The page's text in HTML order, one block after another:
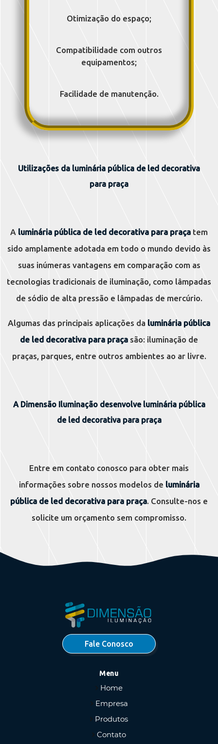
Otimização do espaço;
Compatibilidade com outros
equipamentos;
Facilidade de manutenção.
Utilizações da luminária pública de led decorativa
para praça
A luminária pública de led decorativa para praça tem
sido amplamente adotada em todo o mundo devido às
suas inúmeras vantagens em comparação com as
tecnologias tradicionais de iluminação, como lâmpadas
de sódio de alta pressão e lâmpadas de mercúrio.
Algumas das principais aplicações da luminária pública
de led decorativa para praça são: iluminação de
praças, parques, entre outros ambientes ao ar livre.
A Dimensão Iluminação desenvolve luminária pública
de led decorativa para praça
Entre em contato conosco para obter mais
informações sobre nossos modelos de luminária
pública de led decorativa para praça. Consulte-nos e
solicite um orçamento sem compromisso.
Fale Conosco
Menu
Home
Empresa
Produtos
Contato